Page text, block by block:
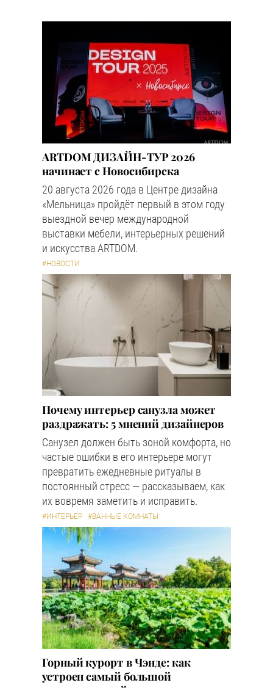
ARTDOM ДИЗАЙН-ТУР 2026
начинает с Новосибирска
20 августа 2026 года в Центре дизайна
«Мельница» пройдёт первый в этом году
выездной вечер международной
выставки мебели, интерьерных решений
и искусства ARTDOM.
#НОВОСТИ
Почему интерьер санузла может
раздражать: 5 мнений дизайнеров
Санузел должен быть зоной комфорта, но
частые ошибки в его интерьере могут
превратить ежедневные ритуалы в
постоянный стресс — рассказываем, как
их вовремя заметить и исправить.
#ИНТЕРЬЕР #ВАННЫЕ КОМНАТЫ
Горный курорт в Чэнде: как
устроен самый большой